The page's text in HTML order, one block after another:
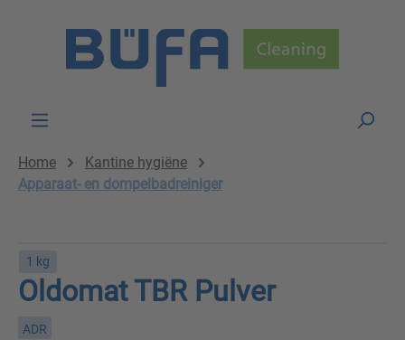
Home
Kantine hygiëne
Apparaat- en dompelbadreiniger
1 kg
Oldomat TBR Pulver
ADR